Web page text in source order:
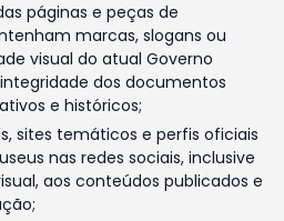
páginas e peças de
marcas, slogans ou
visual do atual Governo
dos documentos
e históricos;
sites temáticos e perfis oficiais
nas redes sociais, inclusive
aos conteúdos publicados e